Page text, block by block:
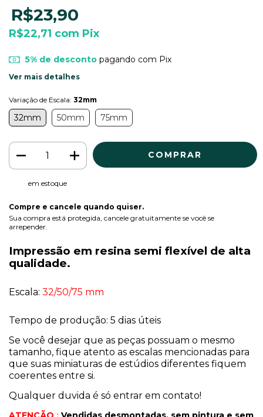
R$23,90
R$22,71 com Pix
5% de descontopagando com Pix
Ver mais detalhes
Variação de Escala: 32mm
32mm 50mm 75mm
em estoque
Compre e cancele quando quiser.
Sua compra está protegida, cancele gratuitamente se você se
arrepender.
Impressão em resina semi flexível de alta
qualidade.
Escala: 32/50/75 mm
Tempo de produção: 5 dias úteis
Se você desejar que as peças possuam o mesmo
tamanho, fique atento as escalas mencionadas para
que suas miniaturas de estúdios diferentes fiquem
coerentes entre si.
Qualquer duvida é só entrar em contato!